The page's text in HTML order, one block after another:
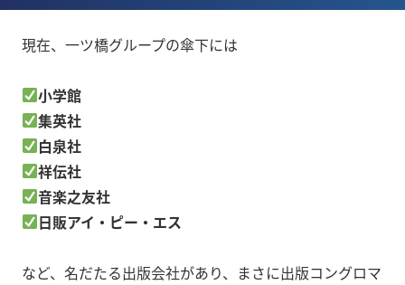
現在、一ツ橋グループの傘下には
小学館
集英社
白泉社
祥伝社
音楽之友社
日販アイ・ピー・エス
など、名だたる出版会社があり、まさに出版コングロマ